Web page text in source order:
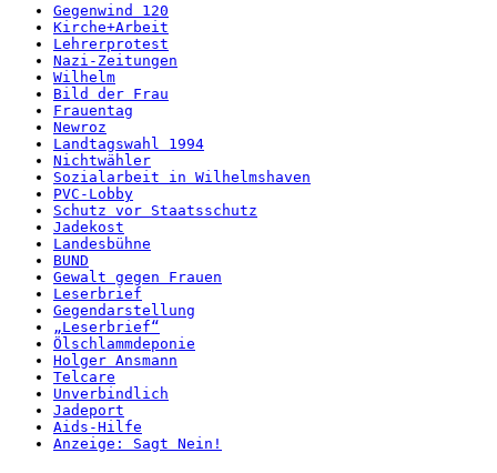
Gegenwind 120
Kirche+Arbeit
Lehrerprotest
Nazi-Zeitungen
Wilhelm
Bild der Frau
Frauentag
Newroz
Landtagswahl 1994
Nichtwähler
Sozialarbeit in Wilhelmshaven
PVC-Lobby
Schutz vor Staatsschutz
Jadekost
Landesbühne
BUND
Gewalt gegen Frauen
Leserbrief
Gegendarstellung
„Leserbrief“
Ölschlammdeponie
Holger Ansmann
Telcare
Unverbindlich
Jadeport
Aids-Hilfe
Anzeige: Sagt Nein!